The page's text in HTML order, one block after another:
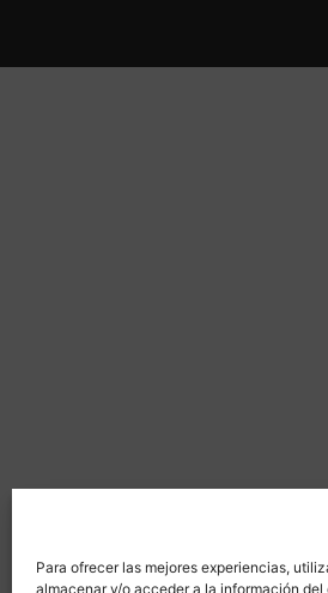
Para ofrecer las mejores experiencias,
almacenar y/o acceder a la información